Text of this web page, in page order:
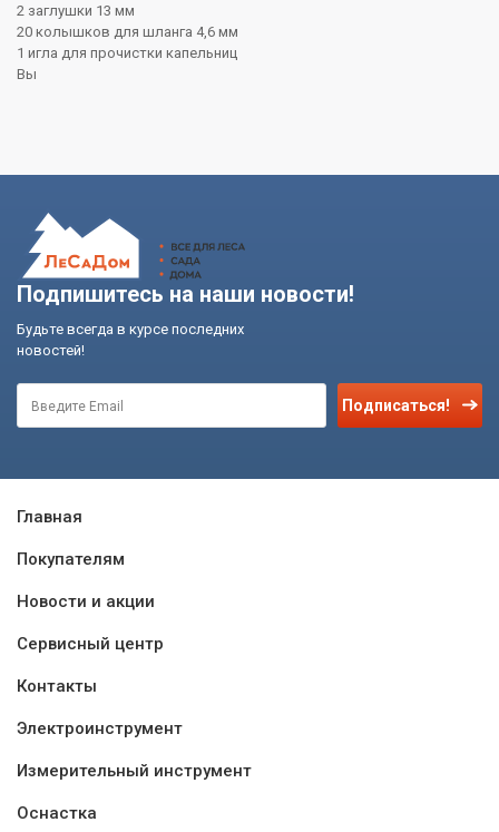
2 заглушки 13 мм
20 колышков для шланга 4,6 мм
1 игла для прочистки капельниц
Вы
Подпишитесь на наши новости!
Будьте всегда в курсе последних
новостей!
Подписаться!
Главная
Покупателям
Новости и акции
Сервисный центр
Контакты
Электроинструмент
Измерительный инструмент
Оснастка